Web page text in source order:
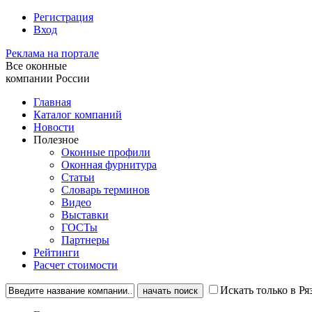
Регистрация
Вход
Реклама на портале
Все оконные
компании России
Главная
Каталог компаний
Новости
Полезное
Оконные профили
Оконная фурнитура
Статьи
Словарь терминов
Видео
Выставки
ГОСТы
Партнеры
Рейтинги
Расчет стоимости
Искать только в